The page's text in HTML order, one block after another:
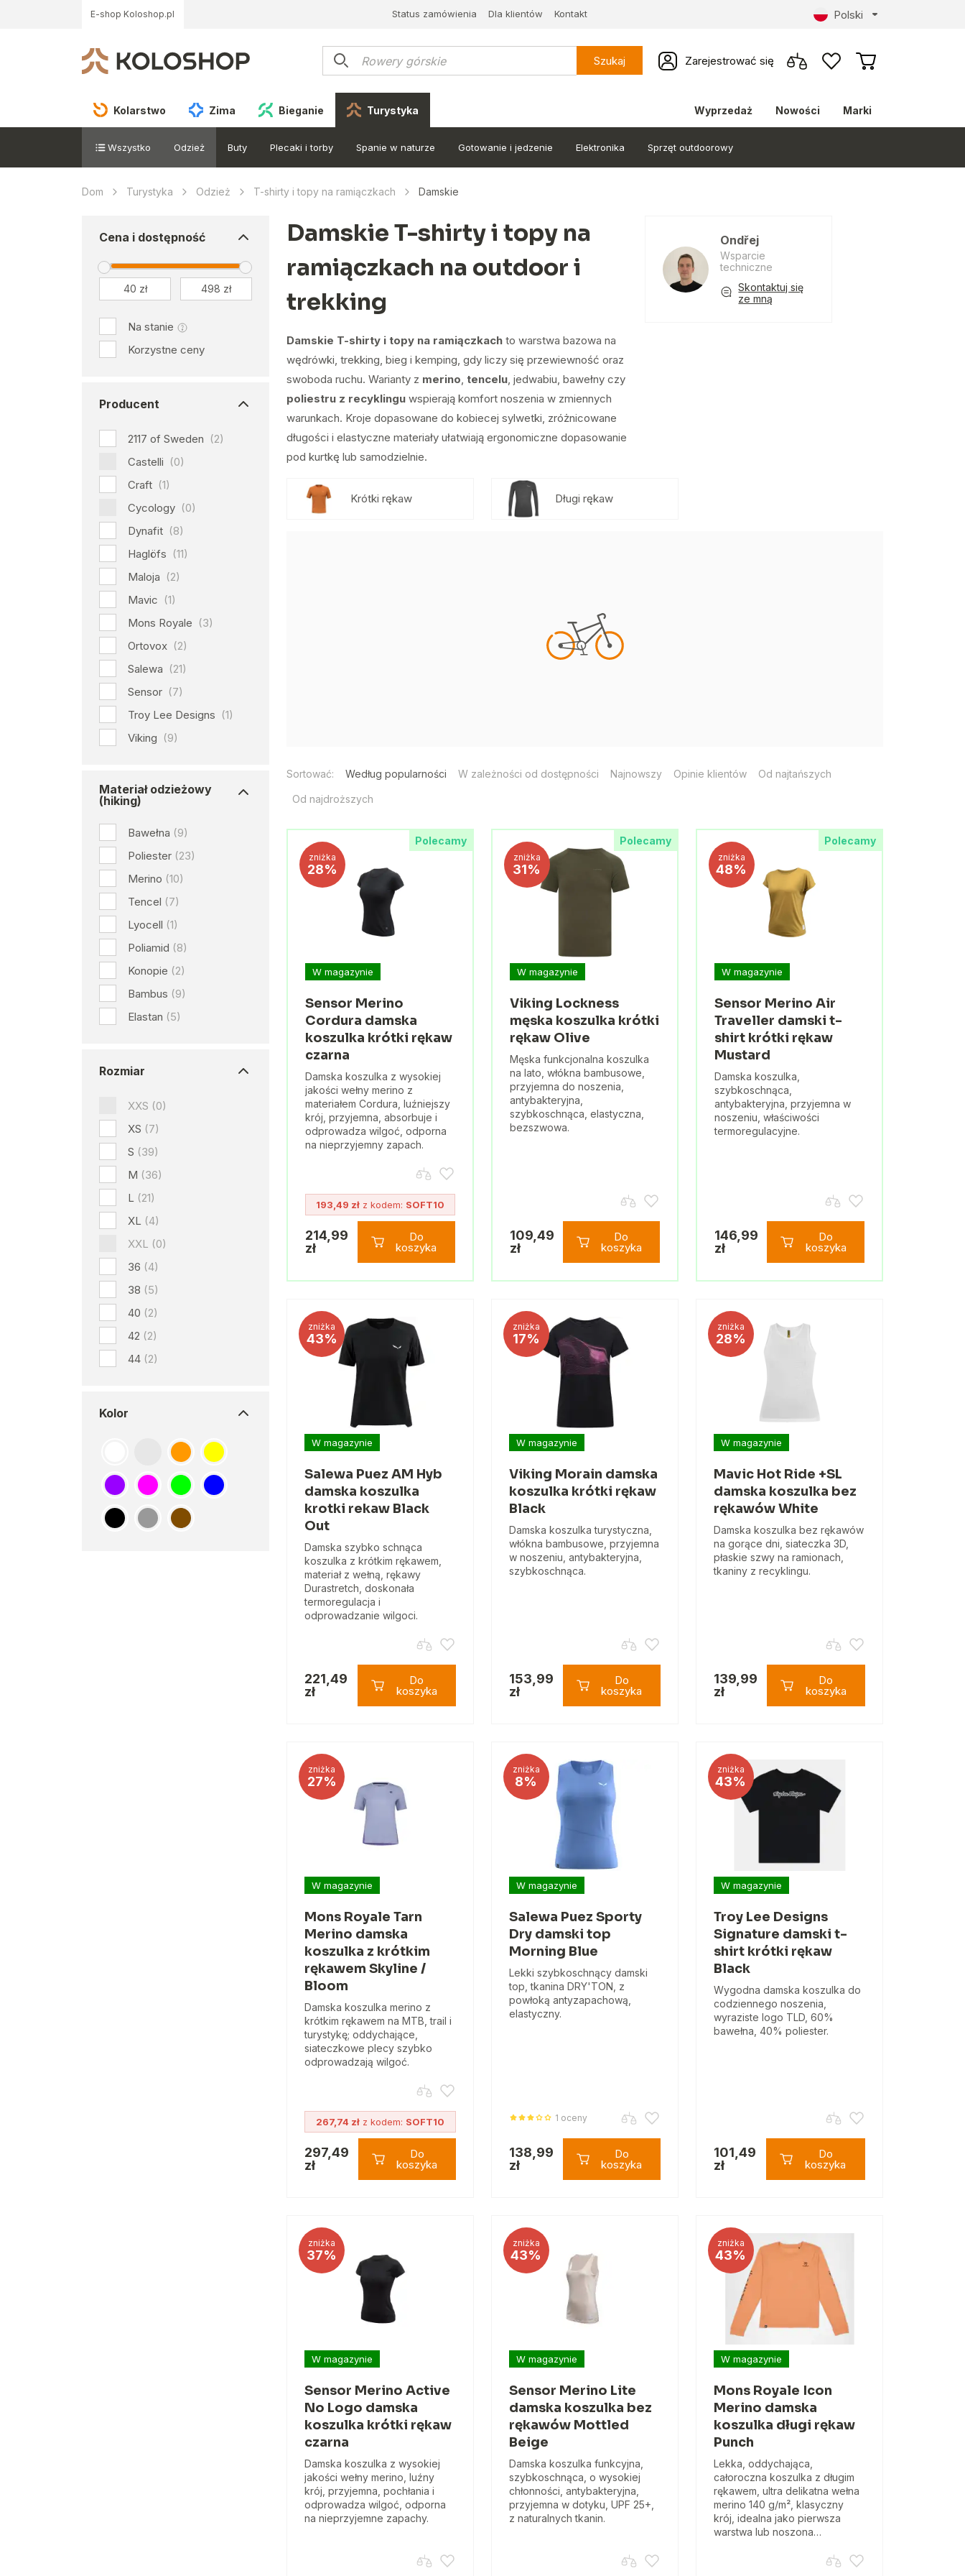
E-shop Koloshop.pl Status zamówienia Dla klientów Kontakt Polski
Szukaj Zarejestrować się
Kolarstwo Zima Bieganie Turystyka Wyprzedaż Nowości Marki
Wszystko Odzież Buty Plecaki i torby Spanie w naturze Gotowanie i jedzenie Elektronika Sprzęt outdoorowy
Dom Turystyka Odzież T-shirty i topy na ramiączkach Damskie
Cena i dostępność
Na stanie
Korzystne ceny
Producent
2117 of Sweden (2)
Castelli (0)
Craft (1)
Cycology (0)
Dynafit (8)
Haglöfs (11)
Maloja (2)
Mavic (1)
Mons Royale (3)
Ortovox (2)
Salewa (21)
Sensor (7)
Troy Lee Designs (1)
Viking (9)
Materiał odzieżowy
(hiking)
Bawełna (9)
Poliester (23)
Merino (10)
Tencel (7)
Lyocell (1)
Poliamid (8)
Konopie (2)
Bambus (9)
Elastan (5)
Rozmiar
XXS (0)
XS (7)
S (39)
M (36)
L (21)
XL (4)
XXL (0)
36 (4)
38 (5)
40 (2)
42 (2)
44 (2)
Kolor
Damskie T-shirty i topy na
ramiączkach na outdoor i
trekking
Damskie T-shirty i topy na ramiączkach to warstwa bazowa na
wędrówki, trekking, bieg i kemping, gdy liczy się przewiewność oraz
swoboda ruchu. Warianty z merino, tencelu, jedwabiu, bawełny czy
poliestru z recyklingu wspierają komfort noszenia w zmiennych
warunkach. Kroje dopasowane do kobiecej sylwetki, zróżnicowane
długości i elastyczne materiały ułatwiają ergonomiczne dopasowanie
pod kurtkę lub samodzielnie.
Ondřej
Wsparcie
techniczne
Skontaktuj się
ze mną
Krótki rękaw Długi rękaw
Sortować: Według popularności W zależności od dostępności Najnowszy Opinie klientów Od najtańszych
Od najdroższych
Polecamy
zniżka
28%
W magazynie
Sensor Merino
Cordura damska
koszulka krótki rękaw
czarna
Damska koszulka z wysokiej
jakości wełny merino z
materiałem Cordura, luźniejszy
krój, przyjemna, absorbuje i
odprowadza wilgoć, odporna
na nieprzyjemny zapach.
193,49 złz kodem: SOFT10
214,99
zł
Do
koszyka
Polecamy
zniżka
31%
W magazynie
Viking Lockness
męska koszulka krótki
rękaw Olive
Męska funkcjonalna koszulka
na lato, włókna bambusowe,
przyjemna do noszenia,
antybakteryjna,
szybkoschnąca, elastyczna,
bezszwowa.
109,49
zł
Do
koszyka
Polecamy
zniżka
48%
W magazynie
Sensor Merino Air
Traveller damski t-
shirt krótki rękaw
Mustard
Damska koszulka,
szybkoschnąca,
antybakteryjna, przyjemna w
noszeniu, właściwości
termoregulacyjne.
146,99
zł
Do
koszyka
zniżka
43%
W magazynie
Salewa Puez AM Hyb
damska koszulka
krotki rekaw Black
Out
Damska szybko schnąca
koszulka z krótkim rękawem,
materiał z wełną, rękawy
Durastretch, doskonała
termoregulacja i
odprowadzanie wilgoci.
221,49
zł
Do
koszyka
zniżka
17%
W magazynie
Viking Morain damska
koszulka krótki rękaw
Black
Damska koszulka turystyczna,
włókna bambusowe, przyjemna
w noszeniu, antybakteryjna,
szybkoschnąca.
153,99
zł
Do
koszyka
zniżka
28%
W magazynie
Mavic Hot Ride +SL
damska koszulka bez
rękawów White
Damska koszulka bez rękawów
na gorące dni, siateczka 3D,
płaskie szwy na ramionach,
tkaniny z recyklingu.
139,99
zł
Do
koszyka
zniżka
27%
W magazynie
Mons Royale Tarn
Merino damska
koszulka z krótkim
rękawem Skyline /
Bloom
Damska koszulka merino z
krótkim rękawem na MTB, trail i
turystykę; oddychające,
siateczkowe plecy szybko
odprowadzają wilgoć.
267,74 złz kodem: SOFT10
297,49
zł
Do
koszyka
zniżka
8%
W magazynie
Salewa Puez Sporty
Dry damski top
Morning Blue
Lekki szybkoschnący damski
top, tkanina DRY'TON, z
powłoką antyzapachową,
elastyczny.
1 oceny
138,99
zł
Do
koszyka
zniżka
43%
W magazynie
Troy Lee Designs
Signature damski t-
shirt krótki rękaw
Black
Wygodna damska koszulka do
codziennego noszenia,
wyraziste logo TLD, 60%
bawełna, 40% poliester.
101,49
zł
Do
koszyka
zniżka
37%
W magazynie
Sensor Merino Active
No Logo damska
koszulka krótki rękaw
czarna
Damska koszulka z wysokiej
jakości wełny merino, luźny
krój, przyjemna, pochłania i
odprowadza wilgoć, odporna
na nieprzyjemne zapachy.
zniżka
43%
W magazynie
Sensor Merino Lite
damska koszulka bez
rękawów Mottled
Beige
Damska koszulka funkcyjna,
szybkoschnąca, o wysokiej
chłonności, antybakteryjna,
przyjemna w dotyku, UPF 25+,
z naturalnych tkanin.
zniżka
43%
W magazynie
Mons Royale Icon
Merino damska
koszulka długi rękaw
Punch
Lekka, oddychająca,
całoroczna koszulka z długim
rękawem, ultra delikatna wełna
merino 140 g/m², klasyczny
krój, idealna jako pierwsza
warstwa lub noszona…